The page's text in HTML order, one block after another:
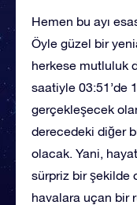
Hemen bu ayı
Öyle güzel bir
herkese mutluluk
saatiyle 03:51’de
gerçekleşecek
derecedeki diğer
olacak. Yani,
sürpriz bir şekilde
havalara uçan bir